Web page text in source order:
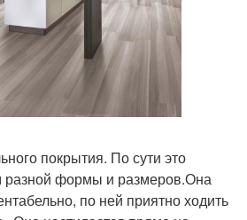
покрытия. По сути это
разной формы и размеров.Она
по ней приятно ходить